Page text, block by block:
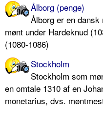
Ålborg (penge)
Ålborg er en
mønt under Hardeknud
(1080-1086)
Stockholm
Stockholm som
en omtale 1310 af en
monetarius, dvs.